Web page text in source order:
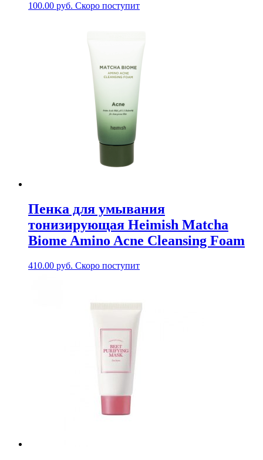
100.00 руб. Скоро поступит
Пенка для умывания
тонизирующая Heimish Matcha
Biome Amino Acne Cleansing Foam
410.00 руб. Скоро поступит